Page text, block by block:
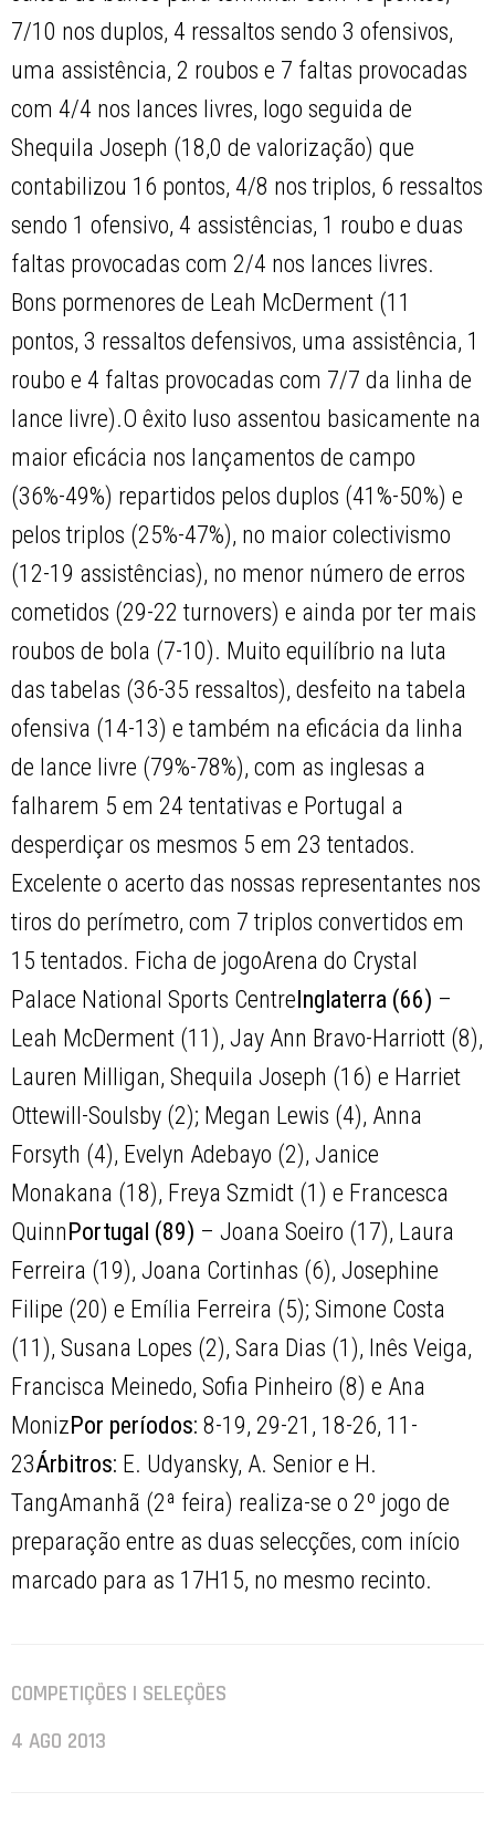
7/10 nos duplos, 4 ressaltos sendo 3 ofensivos,
uma assistência, 2 roubos e 7 faltas provocadas
com 4/4 nos lances livres, logo seguida de
Shequila Joseph (18,0 de valorização) que
contabilizou 16 pontos, 4/8 nos triplos, 6 ressaltos
sendo 1 ofensivo, 4 assistências, 1 roubo e duas
faltas provocadas com 2/4 nos lances livres.
Bons pormenores de Leah McDerment (11
pontos, 3 ressaltos defensivos, uma assistência, 1
roubo e 4 faltas provocadas com 7/7 da linha de
lance livre).O êxito luso assentou basicamente na
maior eficácia nos lançamentos de campo
(36%-49%) repartidos pelos duplos (41%-50%) e
pelos triplos (25%-47%), no maior colectivismo
(12-19 assistências), no menor número de erros
cometidos (29-22 turnovers) e ainda por ter mais
roubos de bola (7-10). Muito equilíbrio na luta
das tabelas (36-35 ressaltos), desfeito na tabela
ofensiva (14-13) e também na eficácia da linha
de lance livre (79%-78%), com as inglesas a
falharem 5 em 24 tentativas e Portugal a
desperdiçar os mesmos 5 em 23 tentados.
Excelente o acerto das nossas representantes nos
tiros do perímetro, com 7 triplos convertidos em
15 tentados. Ficha de jogoArena do Crystal
Palace National Sports Centre Inglaterra (66) –
Leah McDerment (11), Jay Ann Bravo-Harriott (8),
Lauren Milligan, Shequila Joseph (16) e Harriet
Ottewill-Soulsby (2); Megan Lewis (4), Anna
Forsyth (4), Evelyn Adebayo (2), Janice
Monakana (18), Freya Szmidt (1) e Francesca
Quinn Portugal (89) – Joana Soeiro (17), Laura
Ferreira (19), Joana Cortinhas (6), Josephine
Filipe (20) e Emília Ferreira (5); Simone Costa
(11), Susana Lopes (2), Sara Dias (1), Inês Veiga,
Francisca Meinedo, Sofia Pinheiro (8) e Ana
Moniz Por períodos: 8-19, 29-21, 18-26, 11-
23Árbitros: E. Udyansky, A. Senior e H.
TangAmanhã (2ª feira) realiza-se o 2º jogo de
preparação entre as duas selecções, com início
marcado para as 17H15, no mesmo recinto.
COMPETIÇÕES | SELEÇÕES
4 AGO 2013